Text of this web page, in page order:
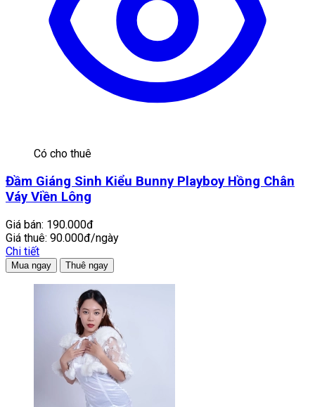
Có cho thuê
Đầm Giáng Sinh Kiểu Bunny Playboy Hồng Chân
Váy Viền Lông
Giá bán: 190.000đ
Giá thuê: 90.000đ/ngày
Chi tiết
Mua ngay Thuê ngay